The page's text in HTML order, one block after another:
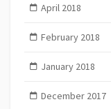
April 2018
February 2018
January 2018
December 2017